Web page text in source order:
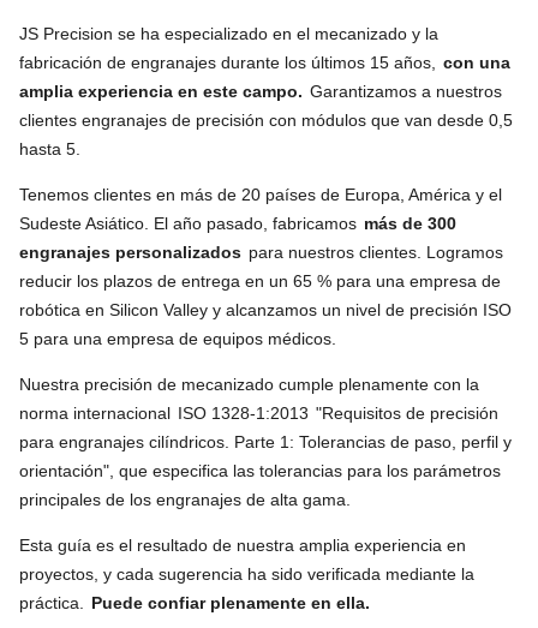
JS Precision se ha especializado en el mecanizado y la
fabricación de engranajes durante los últimos 15 años,
con una
amplia experiencia en este campo. Garantizamos a nuestros
clientes engranajes de precisión con módulos que van desde 0,5
hasta 5.
Tenemos clientes en más de 20 países de Europa, América y el
Sudeste Asiático. El año pasado, fabricamos más de 300
engranajes personalizados para nuestros clientes. Logramos
reducir los plazos de entrega en un 65 % para una empresa de
robótica en Silicon Valley y alcanzamos un nivel de precisión ISO
5 para una empresa de equipos médicos.
Nuestra precisión de mecanizado cumple plenamente con la
norma internacional ISO 1328-1:2013 "Requisitos de precisión
para engranajes cilíndricos. Parte 1: Tolerancias de paso, perfil y
orientación", que especifica las tolerancias para los parámetros
principales de los engranajes de alta gama.
Esta guía es el resultado de nuestra amplia experiencia en
proyectos, y cada sugerencia ha sido verificada mediante la
práctica.
Puede confiar plenamente en ella.